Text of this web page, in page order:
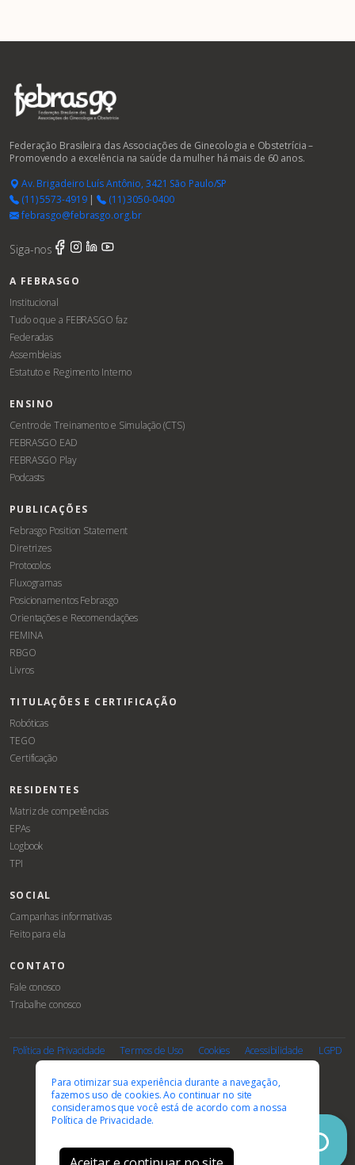
Federação Brasileira das Associações de Ginecologia e Obstetrícia –
Promovendo a excelência na saúde da mulher há mais de 60 anos.
Av. Brigadeiro Luís Antônio, 3421 São Paulo/SP
(11) 5573-4919|
(11) 3050-0400
febrasgo@febrasgo.org.br
Siga-nos
A FEBRASGO
Institucional
Tudo o que a FEBRASGO faz
Federadas
Assembleias
Estatuto e Regimento Interno
ENSINO
Centro de Treinamento e Simulação (CTS)
FEBRASGO EAD
FEBRASGO Play
Podcasts
PUBLICAÇÕES
Febrasgo Position Statement
Diretrizes
Protocolos
Fluxogramas
Posicionamentos Febrasgo
Orientações e Recomendações
FEMINA
RBGO
Livros
TITULAÇÕES E CERTIFICAÇÃO
Robóticas
TEGO
Certificação
RESIDENTES
Matriz de competências
EPAs
Logbook
TPI
SOCIAL
Campanhas informativas
Feito para ela
CONTATO
Fale conosco
Trabalhe conosco
Política de Privacidade Termos de Uso Cookies Acessibilidade LGPD
PARCEIROS E AFILIAÇÕES
Para otimizar sua experiência durante a navegação,
fazemos uso de cookies. Ao continuar no site
consideramos que você está de acordo com a nossa
Política de Privacidade.